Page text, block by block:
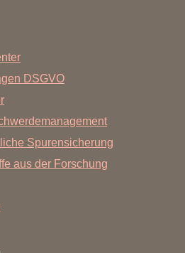
DSGVO
Spurensicherung
aus der Forschung